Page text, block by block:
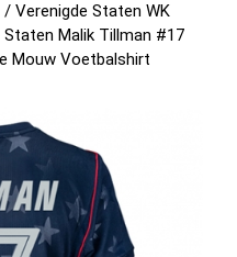
/Verenigde Staten WK
Malik Tillman #17
Mouw Voetbalshirt